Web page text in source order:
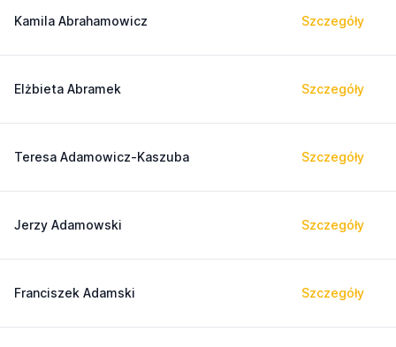
Kamila Abrahamowicz Szczegóły
Elżbieta Abramek Szczegóły
Teresa Adamowicz-Kaszuba Szczegóły
Jerzy Adamowski Szczegóły
Franciszek Adamski Szczegóły